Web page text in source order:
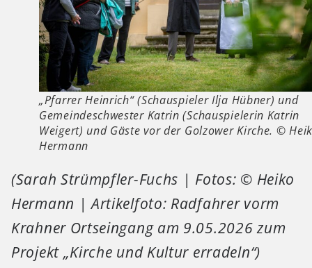
„Pfarrer Heinrich“ (Schauspieler Ilja Hübner) und
Gemeindeschwester Katrin (Schauspielerin Katrin
Weigert) und Gäste vor der Golzower Kirche. ©
Hermann
(Sarah Strümpfler-Fuchs | Fotos: © Heiko
Hermann | Artikelfoto: Radfahrer vorm
Krahner Ortseingang am 9.05.2026 zum
Projekt „Kirche und Kultur erradeln“)